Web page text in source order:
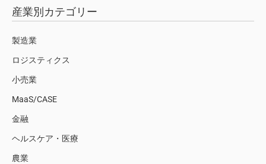
産業別カテゴリー
製造業
ロジスティクス
小売業
MaaS/CASE
金融
ヘルスケア・医療
農業